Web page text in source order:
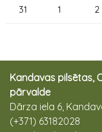
31 1 2
Kandavas pilsētas,
pārvalde
Dārza iela 6,
(+371) 63182028